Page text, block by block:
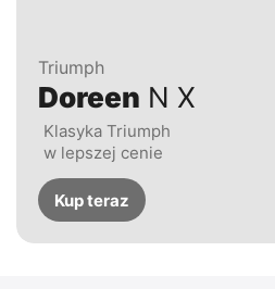
Triumph
Doreen N X
Klasyka Triumph
w lepszej cenie
Kup teraz